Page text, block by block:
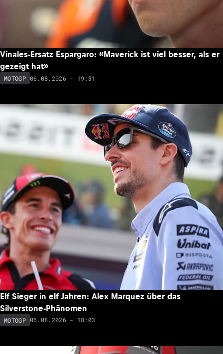
Vinales-Ersatz Espargaro: «Maverick ist viel besser, als er
gezeigt hat»
MOTOGP 06.08.2026 - 19:31
Elf Sieger in elf Jahren: Alex Marquez über das
Silverstone-Phänomen
MOTOGP 06.08.2026 - 18:03